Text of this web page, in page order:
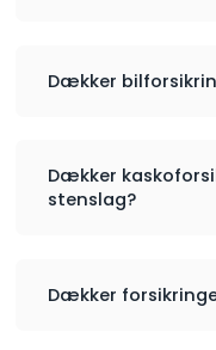
Dækker
Dækker
stenslag?
Dækker